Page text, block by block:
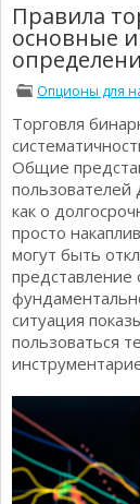
Общая
Определения
Опционы для
Стратегии
Торговля
Правила
основные
Опционы для
Торговля
Общие
пользователей
как о
просто
могут быть
представление
ситуация
пользоваться